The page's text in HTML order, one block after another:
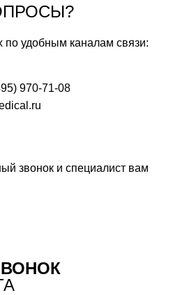
по удобным каналам связи:
970-71-08
звонок и специалист вам